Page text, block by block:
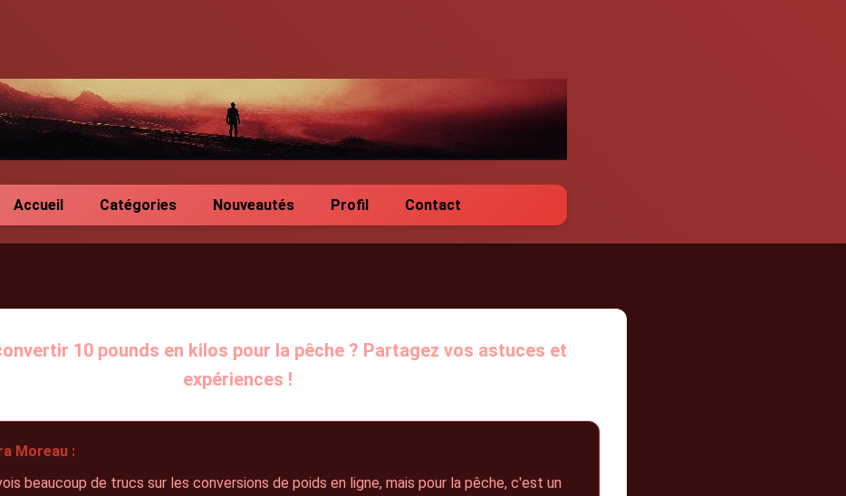
Accueil Catégories Nouveautés Profil Contact
10 pounds en kilos pour la pêche ? Partagez vos astuces et
expériences !
Moreau :
beaucoup de trucs sur les conversions de poids en ligne, mais pour la pêche, c'est un